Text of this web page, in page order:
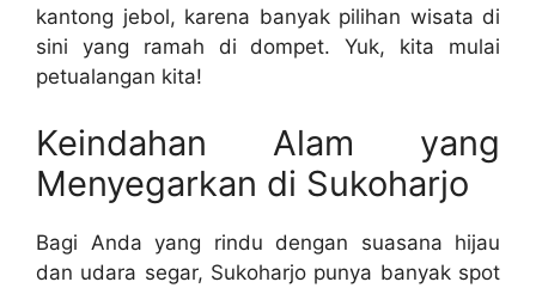
kantong jebol, karena banyak pilihan wisata di
sini yang ramah di dompet. Yuk, kita mulai
petualangan kita!
Keindahan Alam yang
Menyegarkan di Sukoharjo
Bagi Anda yang rindu dengan suasana hijau
dan udara segar, Sukoharjo punya banyak spot